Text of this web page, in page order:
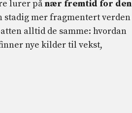
lurer pånær fremtid for den
stadig mer fragmentert verden
alltid de samme: hvordan
nye kilder til vekst,